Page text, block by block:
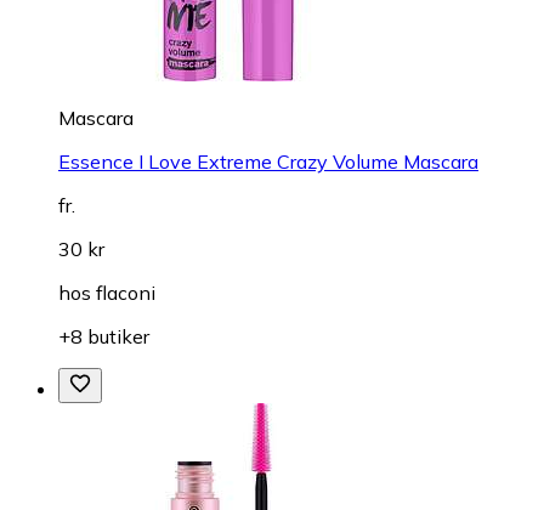
Mascara
Essence I Love Extreme Crazy Volume Mascara
fr.
30 kr
hos flaconi
+8 butiker